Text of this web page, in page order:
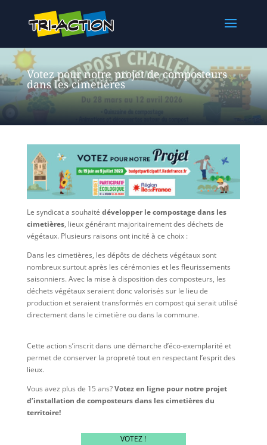
Votez pour notre projet de composteurs
dans les cimetières
Le syndicat a souhaité développer le compostage dans les
cimetières, lieux générant majoritairement des déchets de
végétaux. Plusieurs raisons ont incité à ce choix :
Dans les cimetières, les dépôts de déchets végétaux sont
nombreux surtout après les cérémonies et les fleurissements
saisonniers. Avec la mise à disposition des composteurs, les
déchets végétaux seraient donc valorisés sur le lieu de
production et seraient transformés en compost qui serait utilisé
directement dans le cimetière ou dans la commune.
Cette action s’inscrit dans une démarche d’éco-exemplarité et
permet de conserver la propreté tout en respectant l’esprit des
lieux.
Vous avez plus de 15 ans?Votez en ligne pour notre projet
d’installation de composteurs dans les cimetières du
territoire!
VOTEZ !